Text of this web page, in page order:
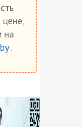
на
.